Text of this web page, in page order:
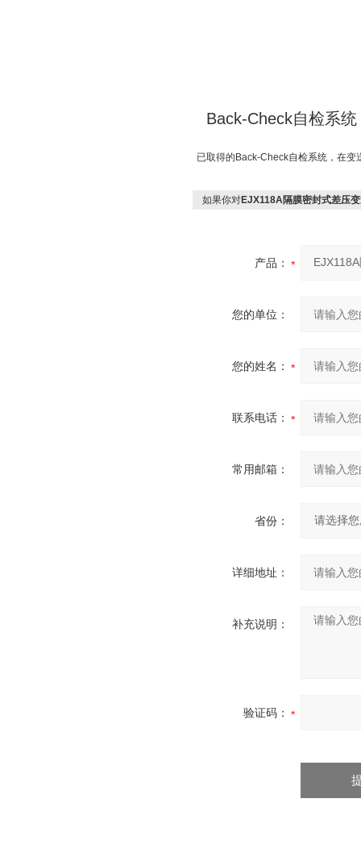
Back-Check自检系统
已取得的Back-Check自检系统，在
如果你对EJX118A隔膜密封式差压
产品：
您的单位：
您的姓名：
联系电话：
常用邮箱：
省份：
详细地址：
补充说明：
验证码：